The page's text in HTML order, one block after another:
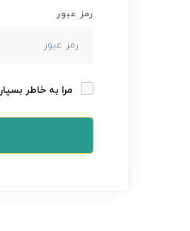
رمز عبور
مرا به خاطر بسپار